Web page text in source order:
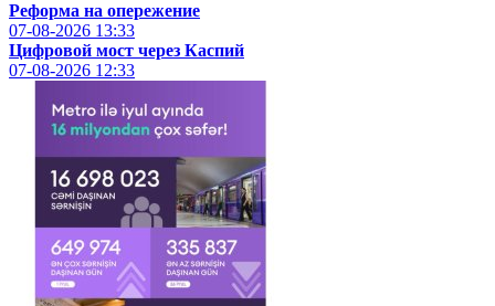
Реформа на опережение
07-08-2026 13:33
Цифровой мост через Каспий
07-08-2026 12:33